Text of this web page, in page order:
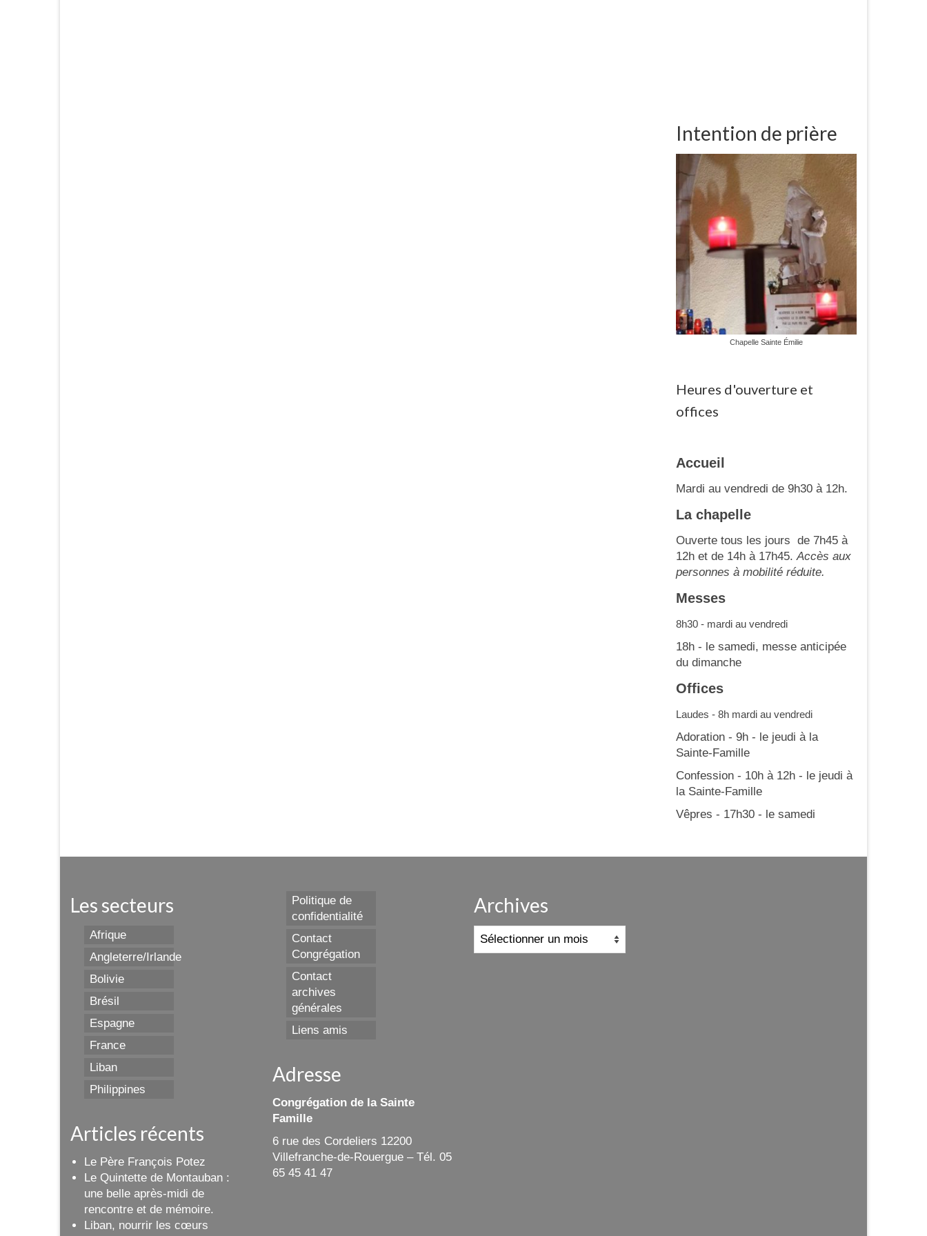
Intention de prière
Chapelle Sainte Émilie
Heures d'ouverture et
offices
Accueil
Mardi au vendredi de 9h30 à 12h.
La chapelle
Ouverte tous les jours de 7h45 à
12h et de 14h à 17h45.Accès aux
personnes à mobilité réduite.
Messes
8h30 - mardi au vendredi
18h - le samedi, messe anticipée
du dimanche
Offices
Laudes - 8h mardi au vendredi
Adoration - 9h - le jeudi à la
Sainte-Famille
Confession - 10h à 12h - le jeudi à
la Sainte-Famille
Vêpres - 17h30 - le samedi
Les secteurs
Afrique
Angleterre/Irlande
Bolivie
Brésil
Espagne
France
Liban
Philippines
Articles récents
Le Père François Potez
Le Quintette de Montauban :
une belle après-midi de
rencontre et de mémoire.
Liban, nourrir les cœurs
Politique de
confidentialité
Contact
Congrégation
Contact
archives
générales
Liens amis
Adresse
Congrégation de la Sainte
Famille
6 rue des Cordeliers 12200
Villefranche-de-Rouergue – Tél. 05
65 45 41 47
Archives
Archives